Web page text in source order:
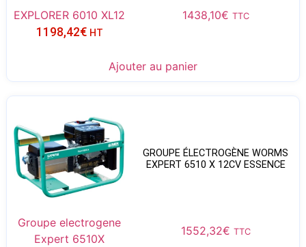
EXPLORER 6010 XL12 1438,10€ TTC
1198,42€ HT
Ajouter au panier
GROUPE ÉLECTROGÈNE WORMS
EXPERT 6510 X 12CV ESSENCE
Groupe electrogene
Expert 6510X
1552,32€ TTC